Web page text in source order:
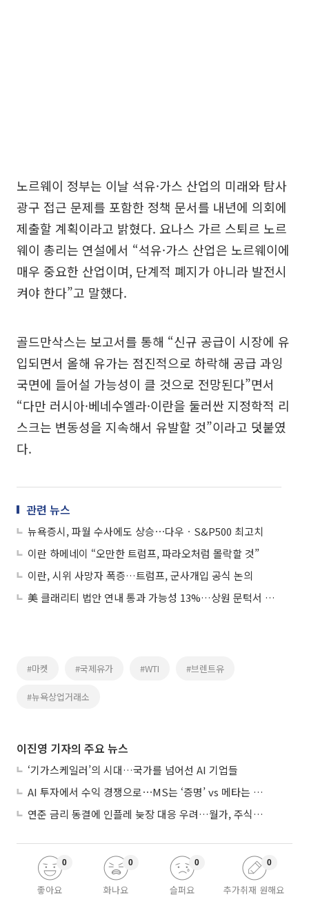
노르웨이 정부는 이날 석유·가스 산업의 미래와 탐사
광구 접근 문제를 포함한 정책 문서를 내년에 의회에
제출할 계획이라고 밝혔다. 요나스 가르 스퇴르 노르
웨이 총리는 연설에서 “석유·가스 산업은 노르웨이에
매우 중요한 산업이며, 단계적 폐지가 아니라 발전시
켜야 한다”고 말했다.
골드만삭스는 보고서를 통해 “신규 공급이 시장에 유
입되면서 올해 유가는 점진적으로 하락해 공급 과잉
국면에 들어설 가능성이 클 것으로 전망된다”면서
“다만 러시아·베네수엘라·이란을 둘러싼 지정학적 리
스크는 변동성을 지속해서 유발할 것”이라고 덧붙였
다.
관련 뉴스
뉴욕증시, 파월 수사에도 상승⋯다우ㆍS&P500 최고치
이란 하메네이 “오만한 트럼프, 파라오처럼 몰락할 것”
이란, 시위 사망자 폭증…트럼프, 군사개입 공식 논의
美 클래리티 법안 연내 통과 가능성 13%…상원 문턱서 제동
#마켓 #국제유가 #WTI #브렌트유
#뉴욕상업거래소
이진영 기자의 주요 뉴스
‘기가스케일러’의 시대…국가를 넘어선 AI 기업들
AI 투자에서 수익 경쟁으로⋯MS는 ‘증명’ vs 메타는 ‘숙제’
연준 금리 동결에 인플레 늦장 대응 우려…월가, 주식도 채권도 던졌다
좋아요
0
화나요
0
슬퍼요
0
추가취재 원해요
0